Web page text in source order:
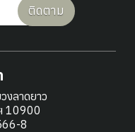
ติดตาม
งลาดยาว
10900
8